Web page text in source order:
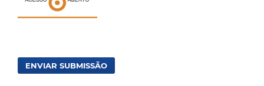
ENVIAR SUBMISSÃO